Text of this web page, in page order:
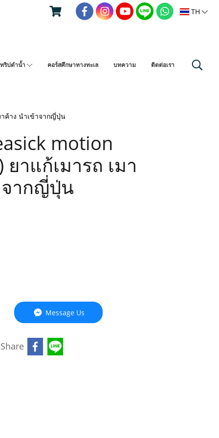
TH
ทริปดำน้ำ คอร์สศึกษาทางทะเล บทความ ติดต่อเรา
าค้าง นำเข้าจากญี่ปุ่น
motion
ยาแก้เมารถ เมา
จากญี่ปุ่น
Message Us
Share